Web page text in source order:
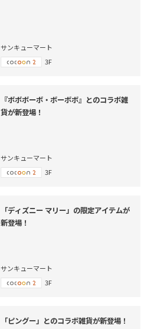
サンキューマート
3F
『ボボボーボ・ボーボボ』とのコラボ雑
貨が新登場！
サンキューマート
3F
「ディズニー マリー」の限定アイテムが
新登場！
サンキューマート
3F
「ピングー」とのコラボ雑貨が新登場！